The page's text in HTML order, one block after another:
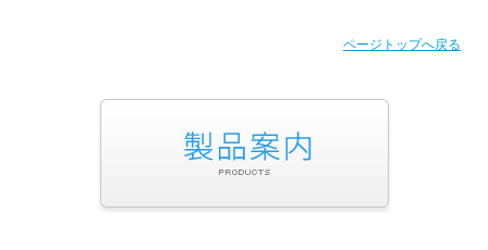
ページトップへ戻る